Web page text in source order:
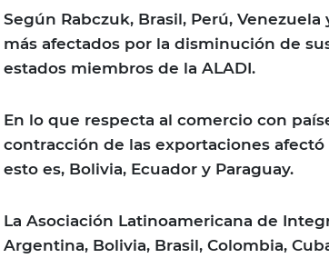
Según Rabczuk, Brasil, Perú,
más afectados por la disminución de
estados miembros de la ALADI.
En lo que respecta al comercio con
contracción de las exportaciones
esto es, Bolivia, Ecuador y Paraguay.
La Asociación Latinoamericana de
Argentina, Bolivia, Brasil, Colombia,